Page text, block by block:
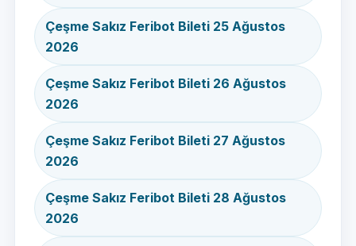
Çeşme Sakız Feribot Bileti 25 Ağustos
2026
Çeşme Sakız Feribot Bileti 26 Ağustos
2026
Çeşme Sakız Feribot Bileti 27 Ağustos
2026
Çeşme Sakız Feribot Bileti 28 Ağustos
2026